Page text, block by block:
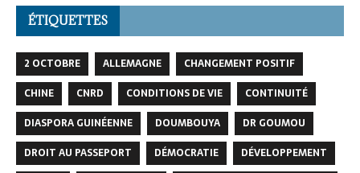
ÉTIQUETTES
2 OCTOBRE ALLEMAGNE
CHANGEMENT POSITIF
CHINE
CNRD CONDITIONS DE VIE
CONTINUITÉ
DIASPORA GUINÉENNE
DOUMBOUYA
DR GOUMOU
DROIT AU PASSEPORT
DÉMOCRATIE
DÉVELOPPEMENT